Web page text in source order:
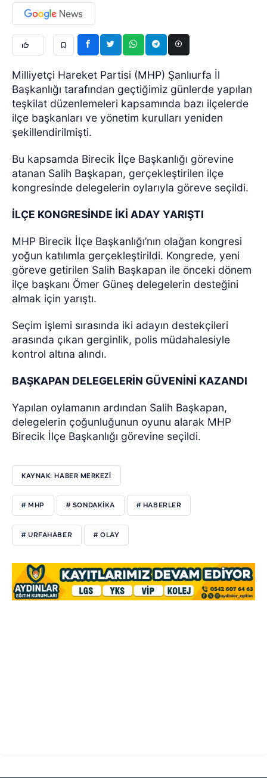
Milliyetçi Hareket Partisi (MHP) Şanlıurfa İl
Başkanlığı tarafından geçtiğimiz günlerde yapılan
teşkilat düzenlemeleri kapsamında bazı ilçelerde
ilçe başkanları ve yönetim kurulları yeniden
şekillendirilmişti.
Bu kapsamda Birecik İlçe Başkanlığı görevine
atanan Salih Başkapan, gerçekleştirilen ilçe
kongresinde delegelerin oylarıyla göreve seçildi.
İLÇE KONGRESİNDE İKİ ADAY YARIŞTI
MHP Birecik İlçe Başkanlığı’nın olağan kongresi
yoğun katılımla gerçekleştirildi. Kongrede, yeni
göreve getirilen Salih Başkapan ile önceki dönem
ilçe başkanı Ömer Güneş delegelerin desteğini
almak için yarıştı.
Seçim işlemi sırasında iki adayın destekçileri
arasında çıkan gerginlik, polis müdahalesiyle
kontrol altına alındı.
BAŞKAPAN DELEGELERİN GÜVENİNİ KAZANDI
Yapılan oylamanın ardından Salih Başkapan,
delegelerin çoğunluğunun oyunu alarak MHP
Birecik İlçe Başkanlığı görevine seçildi.
KAYNAK: HABER MERKEZI
# MHP # SONDAKIKA # HABERLER
# URFAHABER # OLAY